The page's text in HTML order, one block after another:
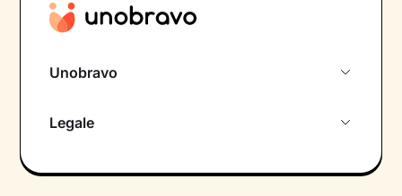
Unobravo
Psicologo in chat
Legale